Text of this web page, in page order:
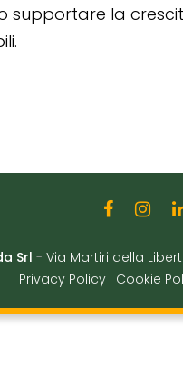
supportare la
Srl - Via Martiri della
Privacy Policy
Cookie